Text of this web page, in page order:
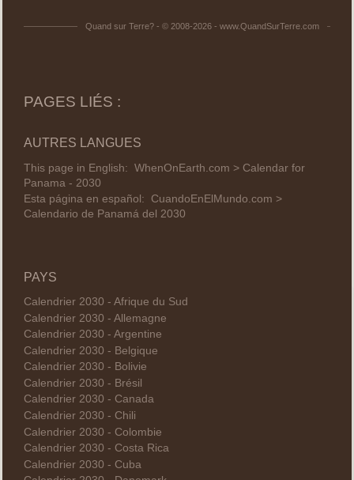
Quand sur Terre? - © 2008-2026 - www.QuandSurTerre.com
PAGES LIÉS :
AUTRES LANGUES
This page in English: WhenOnEarth.com > Calendar for
Panama - 2030
Esta página en español: CuandoEnElMundo.com >
Calendario de Panamá del 2030
PAYS
Calendrier 2030 - Afrique du Sud
Calendrier 2030 - Allemagne
Calendrier 2030 - Argentine
Calendrier 2030 - Belgique
Calendrier 2030 - Bolivie
Calendrier 2030 - Brésil
Calendrier 2030 - Canada
Calendrier 2030 - Chili
Calendrier 2030 - Colombie
Calendrier 2030 - Costa Rica
Calendrier 2030 - Cuba